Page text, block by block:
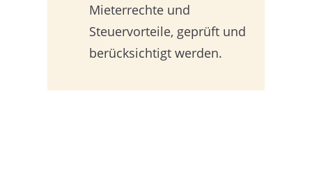
Mieterrechte und
Steuervorteile, geprüft und
berücksichtigt werden.